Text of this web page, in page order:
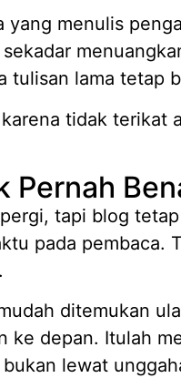
menulis
tulisan lama tetap
tidak terikat
Pernah
tapi blog
pada pembaca.
ditemukan
ke depan. Itulah
lewat